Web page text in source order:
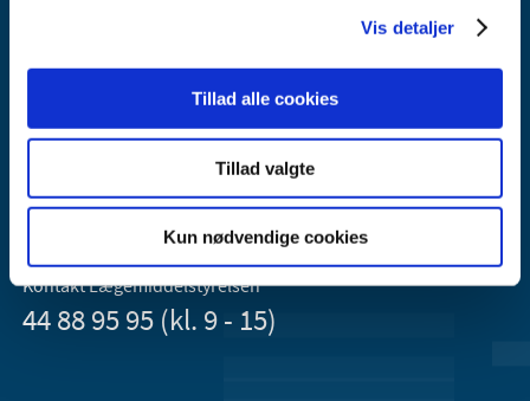
Vis detaljer
Tillad alle cookies
Tillad valgte
Kun nødvendige cookies
Axel Heides Gade 1
Email:dkma@dkma.dk
Sundheds- og Kirkeministeriet.
Kontakt Lægemiddelstyrelsen
44 88 95 95 (kl. 9 - 15)